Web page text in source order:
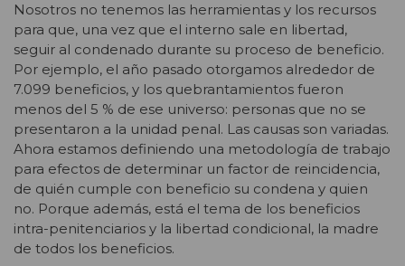
Nosotros no tenemos las herramientas y los recursos
para que, una vez que el interno sale en libertad,
seguir al condenado durante su proceso de beneficio.
Por ejemplo, el año pasado otorgamos alrededor de
7.099 beneficios, y los quebrantamientos fueron
menos del 5 % de ese universo: personas que no se
presentaron a la unidad penal. Las causas son variadas.
Ahora estamos definiendo una metodología de trabajo
para efectos de determinar un factor de reincidencia,
de quién cumple con beneficio su condena y quien
no. Porque además, está el tema de los beneficios
intra-penitenciarios y la libertad condicional, la madre
de todos los beneficios.